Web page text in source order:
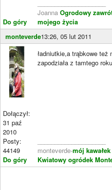
Do góry
Joanna Ogrodowy
mojego życia
monteverde13:26, 05 lut 2011
Dołączył:
31 paź
2010
Posty:
44149
Do góry
ładniutkie,a trąbkowe
zapodziała z tamtego roku
monteverde-mój
Kwiatowy ogródek